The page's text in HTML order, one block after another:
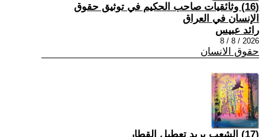
(16) وثائقيات صاحب الحكيم في توثيق حقوق
الإنسان في العراق
رائد عبيس
2026 / 8 / 8
حقوق الانسان
(17) الشعب يريد تعطيل القطار